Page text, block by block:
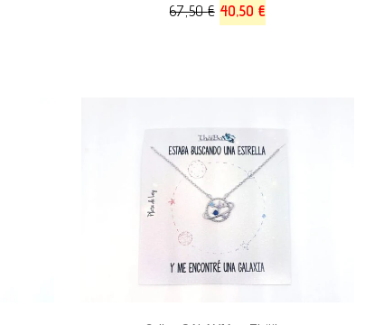
67,50€ 40,50 €